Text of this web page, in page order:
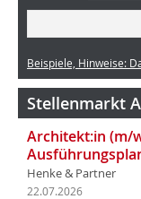
Beispiele, Hinweise:
Stellenmarkt
Architekt:in (m/
Henke & Partner
22.07.2026